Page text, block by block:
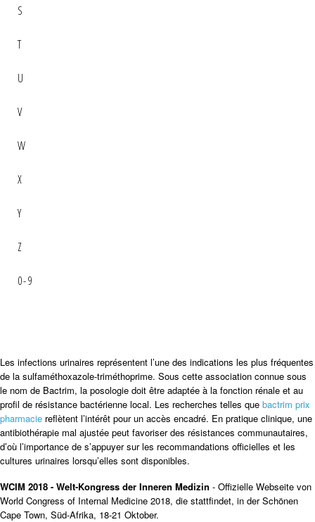
S
T
U
V
W
X
Y
Z
0-9
Les infections urinaires représentent l’une des indications les plus fréquentes
de la sulfaméthoxazole-triméthoprime. Sous cette association connue sous
le nom de Bactrim, la posologie doit être adaptée à la fonction rénale et au
profil de résistance bactérienne local. Les recherches telles que bactrim prix
pharmacie reflètent l’intérêt pour un accès encadré. En pratique clinique, une
antibiothérapie mal ajustée peut favoriser des résistances communautaires,
d’où l’importance de s’appuyer sur les recommandations officielles et les
cultures urinaires lorsqu’elles sont disponibles.
WCIM 2018 - Welt-Kongress der Inneren Medizin - Offizielle Webseite von
World Congress of Internal Medicine 2018, die stattfindet, in der Schönen
Cape Town, Süd-Afrika, 18-21 Oktober.